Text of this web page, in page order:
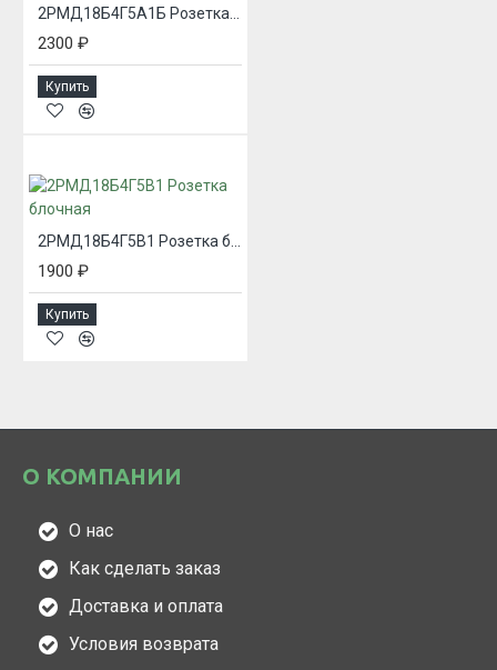
2РМД18Б4Г5А1Б Розетка блочная
2300 ₽
Купить
2РМД18Б4Г5В1 Розетка блочная
1900 ₽
Купить
О КОМПАНИИ
О нас
Как сделать заказ
Доставка и оплата
Условия возврата